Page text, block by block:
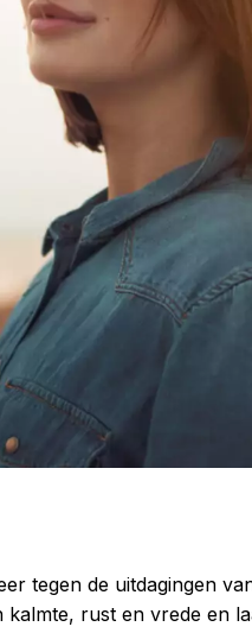
tegen de uitdagingen
rust en vrede en